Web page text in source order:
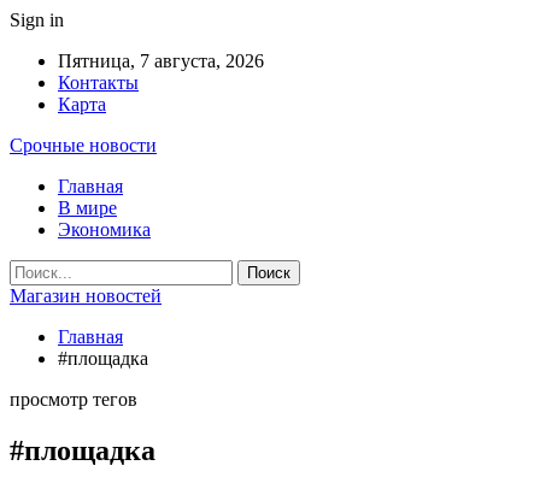
Sign in
Пятница, 7 августа, 2026
Контакты
Карта
Срочные новости
Главная
В мире
Экономика
Магазин новостей
Главная
#площадка
просмотр тегов
#площадка